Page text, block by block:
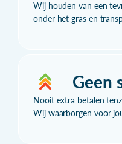
Wij houden van een
onder het gras en
Geen
Nooit extra betalen
Wij waarborgen voor